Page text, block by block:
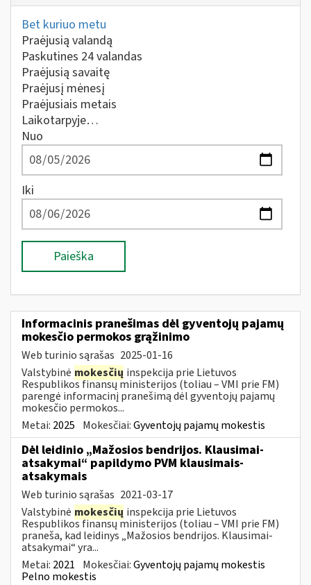
Bet kuriuo metu
Praėjusią valandą
Paskutines 24 valandas
Praėjusią savaitę
Praėjusį mėnesį
Praėjusiais metais
Laikotarpyje…
Nuo
Iki
Paieška
Informacinis pranešimas dėl gyventojų pajamų
mokesčio permokos grąžinimo
Web turinio sąrašas 2025-01-16
Valstybinė mokesčių inspekcija prie Lietuvos
Respublikos finansų ministerijos (toliau – VMI prie FM)
parengė informacinį pranešimą dėl gyventojų pajamų
mokesčio permokos...
Metai: 2025 Mokesčiai:Gyventojų pajamų mokestis
Dėl leidinio „Mažosios bendrijos. Klausimai-
atsakymai“ papildymo PVM klausimais-
atsakymais
Web turinio sąrašas 2021-03-17
Valstybinė mokesčių inspekcija prie Lietuvos
Respublikos finansų ministerijos (toliau – VMI prie FM)
praneša, kad leidinys „Mažosios bendrijos. Klausimai-
atsakymai“ yra...
Metai: 2021 Mokesčiai:Gyventojų pajamų mokestis
Pelno mokestis